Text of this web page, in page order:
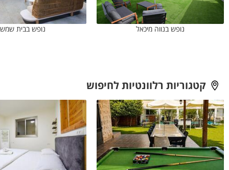
נופש בנווה מיכאל נופש בבית שמש
קטגוריות רלוונטיות לחיפוש